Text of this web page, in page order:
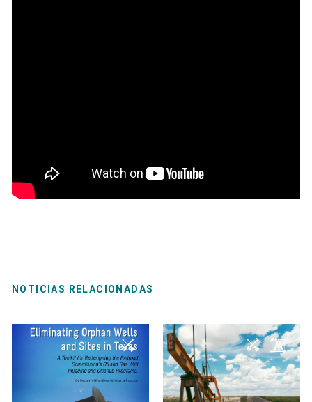
NOTICIAS RELACIONADAS